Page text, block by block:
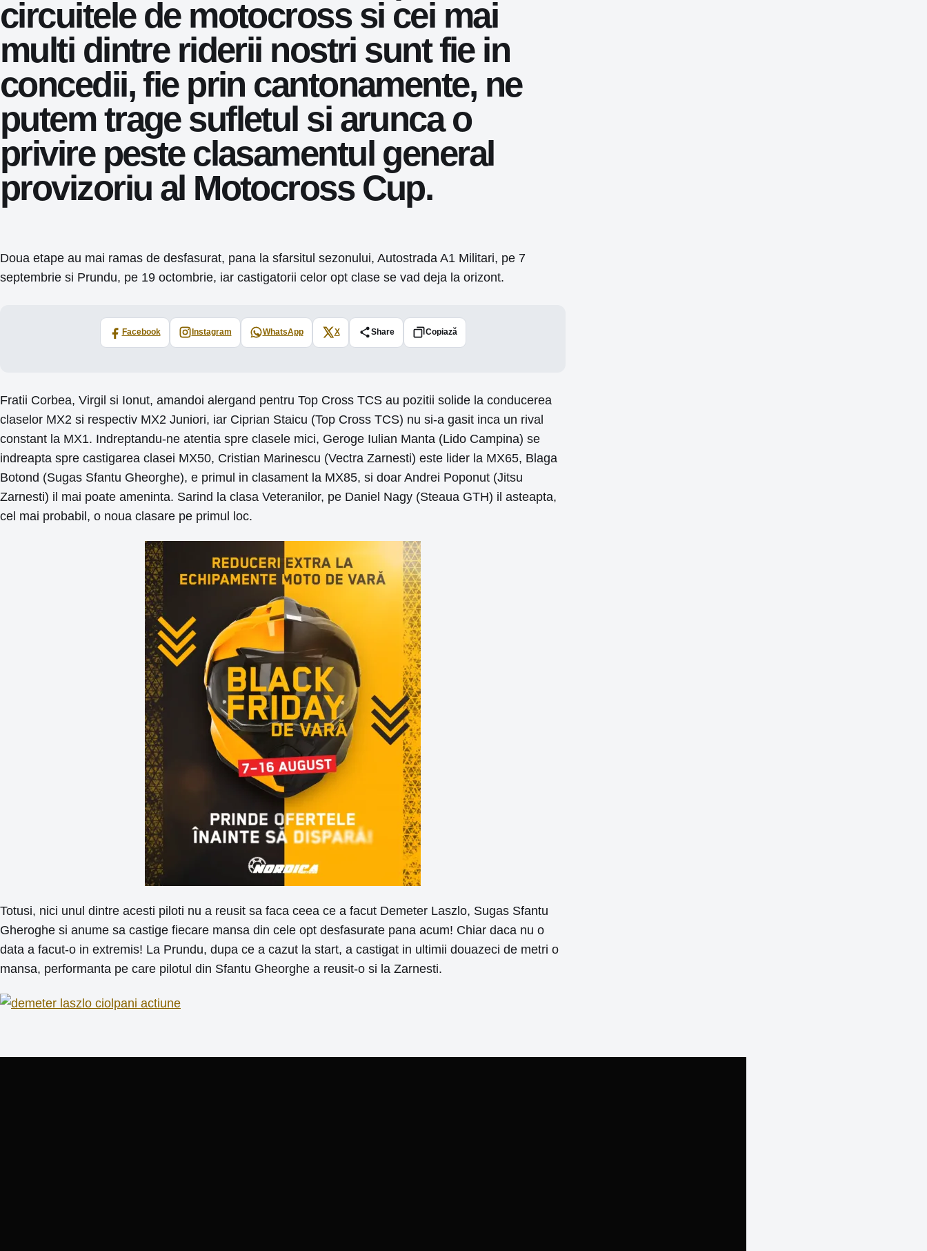
circuitele de motocross si cei mai
multi dintre riderii nostri sunt fie in
concedii, fie prin cantonamente, ne
putem trage sufletul si arunca o
privire peste clasamentul general
provizoriu al Motocross Cup.
Doua etape au mai ramas de desfasurat, pana la sfarsitul sezonului, Autostrada A1 Militari, pe 7
septembrie si Prundu, pe 19 octombrie, iar castigatorii celor opt clase se vad deja la orizont.
Facebook Instagram WhatsApp X Share Copiază
Fratii Corbea, Virgil si Ionut, amandoi alergand pentru Top Cross TCS au pozitii solide la conducerea
claselor MX2 si respectiv MX2 Juniori, iar Ciprian Staicu (Top Cross TCS) nu si-a gasit inca un rival
constant la MX1. Indreptandu-ne atentia spre clasele mici, Geroge Iulian Manta (Lido Campina) se
indreapta spre castigarea clasei MX50, Cristian Marinescu (Vectra Zarnesti) este lider la MX65, Blaga
Botond (Sugas Sfantu Gheorghe), e primul in clasament la MX85, si doar Andrei Poponut (Jitsu
Zarnesti) il mai poate ameninta. Sarind la clasa Veteranilor, pe Daniel Nagy (Steaua GTH) il asteapta,
cel mai probabil, o noua clasare pe primul loc.
Totusi, nici unul dintre acesti piloti nu a reusit sa faca ceea ce a facut Demeter Laszlo, Sugas Sfantu
Gheroghe si anume sa castige fiecare mansa din cele opt desfasurate pana acum! Chiar daca nu o
data a facut-o in extremis! La Prundu, dupa ce a cazut la start, a castigat in ultimii douazeci de metri o
mansa, performanta pe care pilotul din Sfantu Gheorghe a reusit-o si la Zarnesti.